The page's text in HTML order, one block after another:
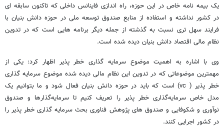
یک بیمه نامه خاص در این حوزه، راه اندازی فاینانس داخلی که تاکنون سابقه ای
در کشور نداشته و استفاده از منابع صندوق توسعه ملی در حوزه دانش بنیان با
فرایند سهل تری نسبت به گذشته از جمله دیگر برنامه هایی است که در تدوین
نظام مالی اقتصاد دانش بنیان دیده شده است.
وی با اشاره به اهمیت موضوع سرمایه گذاری خطر پذیر اظهار کرد: یکی از
مهمترین موضوعاتی که در تدوین این نظام مالی دیده شده موضوع سرمایه گذاری
خطر پذیر ( vc) است که باید در حوزه دانش بنیان فعال شود و ما بتوانیم یک
مدل خاص سرمایه‌گذاری خطر پذیر را تعریف کنیم تا سرمایه‌گذارها و صندوق
نوآوری و شکوفایی و صندوق های پژوهش فناوری بحث سرمایه گذاری خطر پذیر را
در کشور اجرایی کنند.